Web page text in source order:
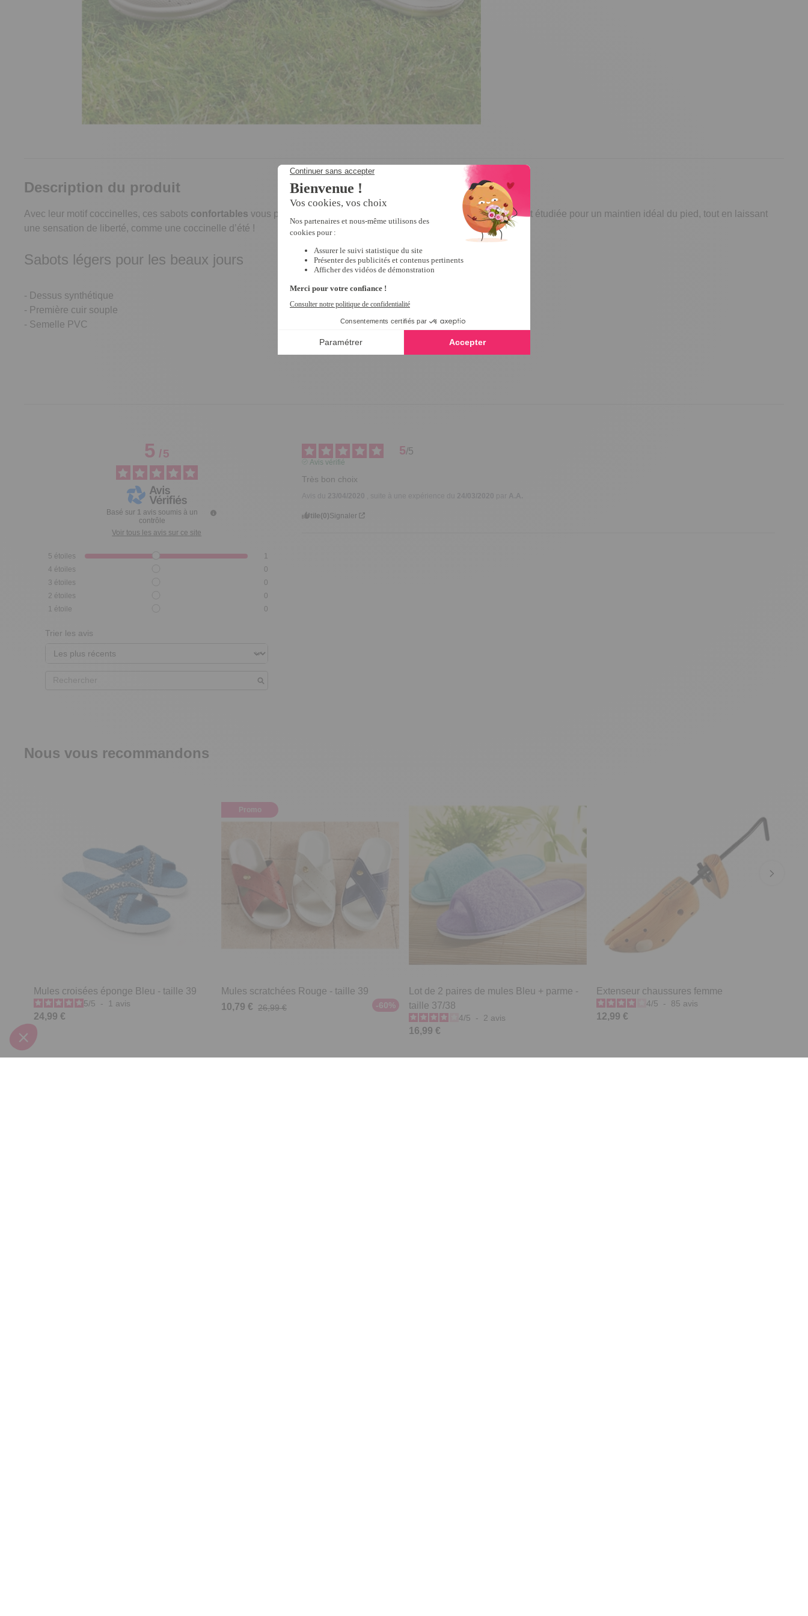
Description du produit
Avec leur motif coccinelles, ces sabots confortables vous procurent une agréable sensation de légèreté. Leur forme est étudiée pour un maintien idéal du pied, tout en laissant
une sensation de liberté, comme une coccinelle d’été !
Sabots légers pour les beaux jours
- Dessus synthétique
- Première cuir souple
- Semelle PVC
5/5
Basé sur 1 avis soumis à un
contrôle
Voir tous les avis sur ce site
5 étoiles
1
4 étoiles
0
3 étoiles
0
2 étoiles
0
1 étoile 0
Trier les avis
5/5
Avis vérifié
Très bon choix
A.A.
Utile(0)Signaler
Nous vous recommandons
Mules croisées éponge Bleu - taille 39
5/5 - 1 avis
24,99 €
Promo
Mules scratchées Rouge - taille 39
10,79 € 26,99 € -60%
Lot de 2 paires de mules Bleu + parme -
taille 37/38
4/5 - 2 avis
16,99 €
Extenseur chaussures femme
4/5 - 85 avis
12,99 €